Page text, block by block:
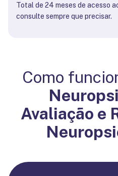
Total de 24 meses de acesso
consulte sempre que precisar.
Como
Avaliação e